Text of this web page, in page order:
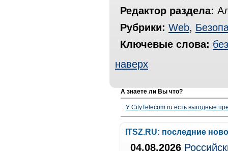
Редактор раздела:
Рубрики: Web,
Ключевые слова:
наверх
А знаете ли Вы что?
У CityTelecom.ru есть выгодные
ITSZ.RU: последние
04.08.2026